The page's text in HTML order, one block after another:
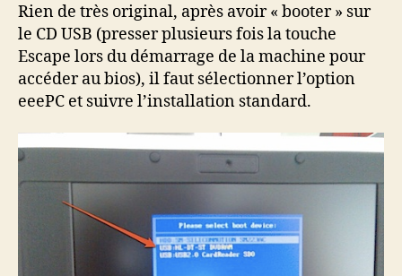
Rien de très original, après avoir « booter » sur
le CD USB (presser plusieurs fois la touche
Escape lors du démarrage de la machine pour
accéder au bios), il faut sélectionner l’option
eeePC et suivre l’installation standard.